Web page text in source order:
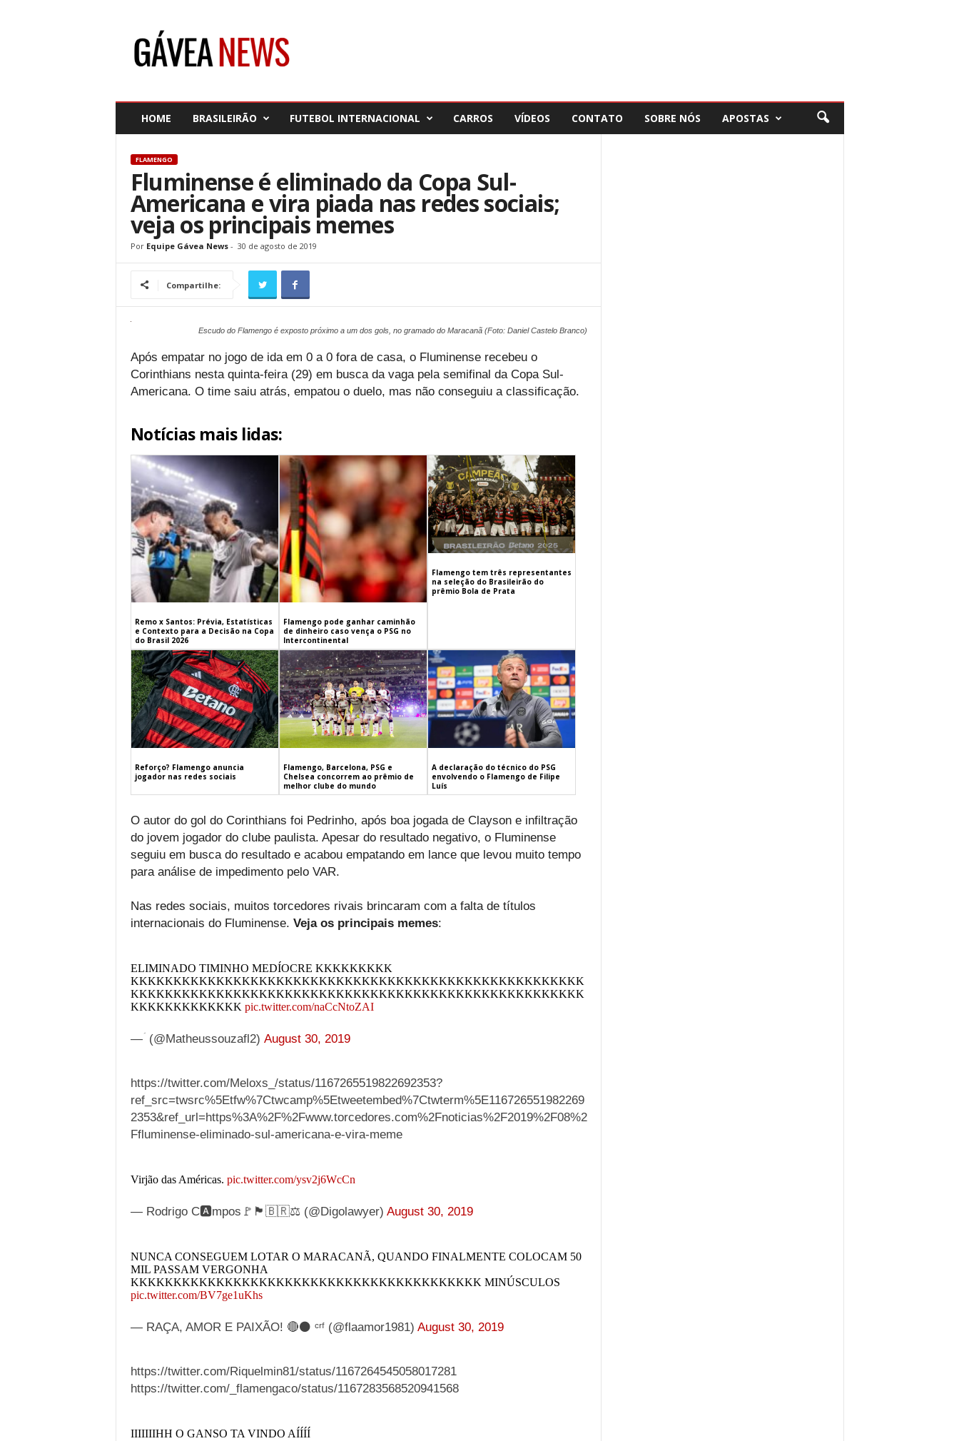
HOME BRASILEIRÃO FUTEBOL INTERNACIONAL CARROS VÍDEOS CONTATO SOBRE NÓS APOSTAS
FLAMENGO
Fluminense é eliminado da Copa Sul-
Americana e vira piada nas redes sociais;
veja os principais memes
Por Equipe Gávea News- 30 de agosto de 2019
Compartilhe:
Escudo do Flamengo é exposto próximo a um dos gols, no gramado do Maracanã (Foto: Daniel Castelo Branco)
Após empatar no jogo de ida em 0 a 0 fora de casa, o Fluminense recebeu o
Corinthians nesta quinta-feira (29) em busca da vaga pela semifinal da Copa Sul-
Americana. O time saiu atrás, empatou o duelo, mas não conseguiu a classificação.
Notícias mais lidas:
Remo x Santos: Prévia, Estatísticas
e Contexto para a Decisão na Copa
do Brasil 2026
Flamengo pode ganhar caminhão
de dinheiro caso vença o PSG no
Intercontinental
Flamengo tem três representantes
na seleção do Brasileirão do
prêmio Bola de Prata
Reforço? Flamengo anuncia
jogador nas redes sociais
Flamengo, Barcelona, PSG e
Chelsea concorrem ao prêmio de
melhor clube do mundo
A declaração do técnico do PSG
envolvendo o Flamengo de Filipe
Luís
O autor do gol do Corinthians foi Pedrinho, após boa jogada de Clayson e infiltração
do jovem jogador do clube paulista. Apesar do resultado negativo, o Fluminense
seguiu em busca do resultado e acabou empatando em lance que levou muito tempo
para análise de impedimento pelo VAR.
Nas redes sociais, muitos torcedores rivais brincaram com a falta de títulos
internacionais do Fluminense. Veja os principais memes:
ELIMINADO TIMINHO MEDÍOCRE KKKKKKKKK
KKKKKKKKKKKKKKKKKKKKKKKKKKKKKKKKKKKKKKKKKKKKKKKKKKKKK
KKKKKKKKKKKKKKKKKKKKKKKKKKKKKKKKKKKKKKKKKKKKKKKKKKKKK
KKKKKKKKKKKKK pic.twitter.com/naCcNtoZAI
— ؘ (@Matheussouzafl2) August 30, 2019
https://twitter.com/Meloxs_/status/1167265519822692353?
ref_src=twsrc%5Etfw%7Ctwcamp%5Etweetembed%7Ctwterm%5E116726551982269
2353&ref_url=https%3A%2F%2Fwww.torcedores.com%2Fnoticias%2F2019%2F08%2
Ffluminense-eliminado-sul-americana-e-vira-meme
Virjão das Américas. pic.twitter.com/ysv2j6WcCn
— Rodrigo C🅰mpos🚩🏴🇧🇷⚖️ (@Digolawyer) August 30, 2019
NUNCA CONSEGUEM LOTAR O MARACANÃ, QUANDO FINALMENTE COLOCAM 50
MIL PASSAM VERGONHA
KKKKKKKKKKKKKKKKKKKKKKKKKKKKKKKKKKKKKKKKK MINÚSCULOS
pic.twitter.com/BV7ge1uKhs
— RAÇA, AMOR E PAIXÃO! 🔴⚫ ᶜʳᶠ (@flaamor1981) August 30, 2019
https://twitter.com/Riquelmin81/status/1167264545058017281
https://twitter.com/_flamengaco/status/1167283568520941568
IIIIIIIHH O GANSO TA VINDO AÍÍÍÍ